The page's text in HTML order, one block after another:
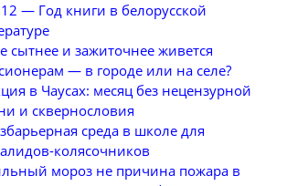
— Год книги в белорусской
сытнее и зажиточнее живется
— в городе или на селе?
в Чаусах: месяц без нецензурной
и сквернословия
среда в школе для
колясочников
мороз не причина пожара в